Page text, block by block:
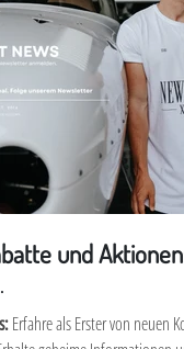
und
Erfahre als Erster von neuen